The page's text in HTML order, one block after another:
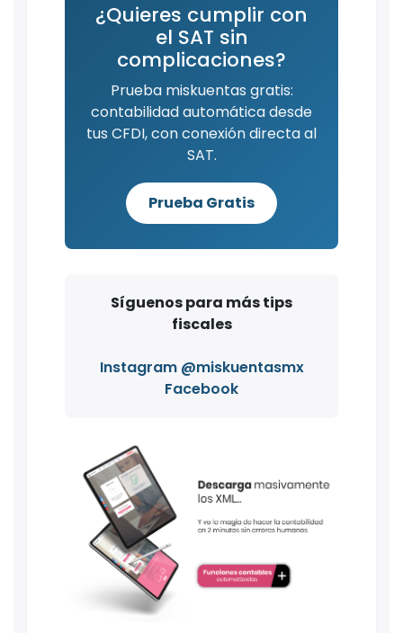
¿Quieres cumplir con
el SAT sin
complicaciones?
Prueba miskuentas gratis:
contabilidad automática desde
tus CFDI, con conexión directa al
SAT.
Prueba Gratis
Síguenos para más tips
fiscales
Instagram @miskuentasmx
Facebook